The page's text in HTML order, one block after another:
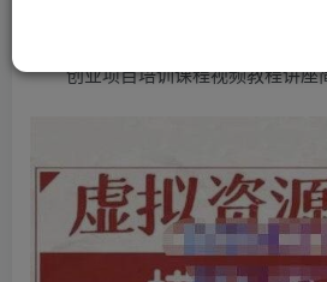
创业项目培训课程视频教程讲座